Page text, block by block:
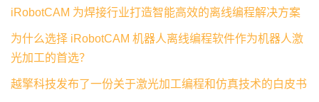
iRobotCAM 为焊接行业打造智能高效的离线编程解决方案
为什么选择 iRobotCAM 机器人离线编程软件作为机器人激
光加工的首选？
越擎科技发布了一份关于激光加工编程和仿真技术的白皮书